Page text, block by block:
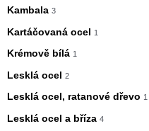
Kambala 3
Kartáčovaná ocel 1
Krémově bílá 1
Lesklá ocel 2
Lesklá ocel, ratanové dřevo 1
Lesklá ocel a bříza 4